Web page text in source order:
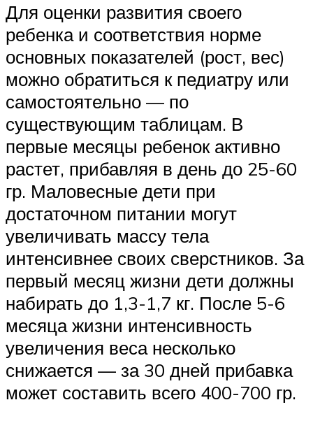
Для оценки развития своего
ребенка и соответствия норме
основных показателей (рост, вес)
можно обратиться к педиатру или
самостоятельно — по
существующим таблицам. В
первые месяцы ребенок активно
растет, прибавляя в день до 25-60
гр. Маловесные дети при
достаточном питании могут
увеличивать массу тела
интенсивнее своих сверстников. За
первый месяц жизни дети должны
набирать до 1,3-1,7 кг. После 5-6
месяца жизни интенсивность
увеличения веса несколько
снижается — за 30 дней прибавка
может составить всего 400-700 гр.